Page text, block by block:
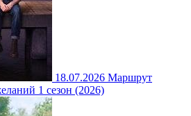
18.07.2026 Маршрут
1 сезон (2026)